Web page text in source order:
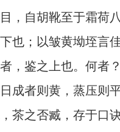
，自胡靴至于霜荷
也；以皱黄坳垤言
，鉴之上也。何者
成者则黄，蒸压则
茶之否臧，存于口诀